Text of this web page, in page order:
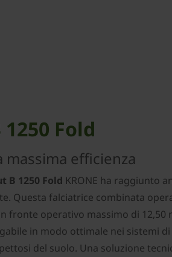
1250 Fold
massima efficienza
B 1250 Fold KRONE ha raggiunto
Questa falciatrice combinata
fronte operativo massimo di 12,50
in modo ottimale nei sistemi
del suolo. Una soluzione